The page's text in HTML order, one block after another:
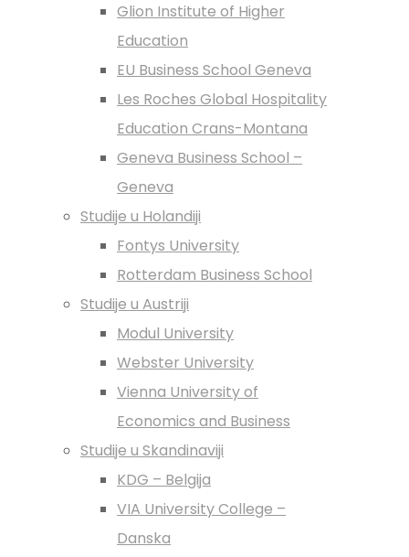
Glion Institute of Higher
Education
EU Business School Geneva
Les Roches Global Hospitality
Education Crans-Montana
Geneva Business School –
Geneva
Studije u Holandiji
Fontys University
Rotterdam Business School
Studije u Austriji
Modul University
Webster University
Vienna University of
Economics and Business
Studije u Skandinaviji
KDG – Belgija
VIA University College –
Danska